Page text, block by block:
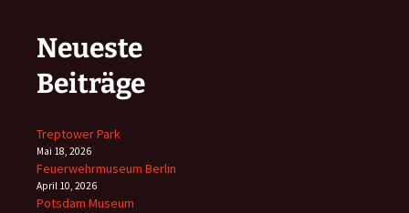
Neueste
Beiträge
Treptower Park
Mai 18, 2026
Feuerwehrmuseum Berlin
April 10, 2026
Potsdam Museum